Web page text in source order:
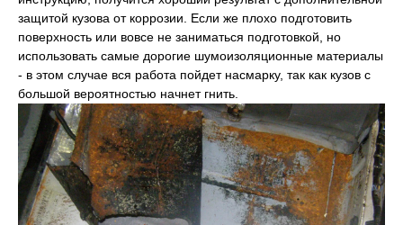
защитой кузова от коррозии. Если же плохо подготовить
поверхность или вовсе не заниматься подготовкой, но
использовать самые дорогие шумоизоляционные материалы
- в этом случае вся работа пойдет насмарку, так как кузов с
большой вероятностью начнет гнить.